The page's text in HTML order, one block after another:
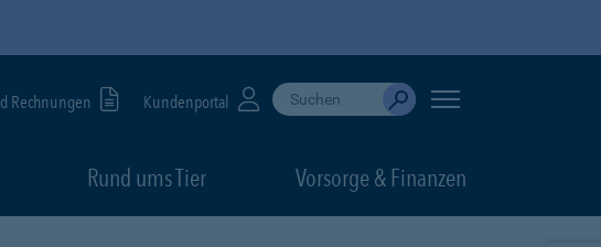
Rechnungen Kundenportal Suche durchführen
When autocomplete results are available, use
Absenden
Rund ums Tier Vorsorge & Finanzen